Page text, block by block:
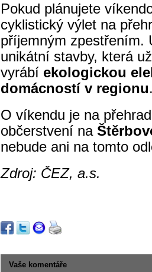
Pokud plánujete
cyklistický výlet na
příjemným zpestřením.
unikátní stavby, která
vyrábí ekologickou
domácností v regionu
O víkendu je na
občerstvení na
nebude ani na tomto
Zdroj: ČEZ, a.s.
Vaše komentáře